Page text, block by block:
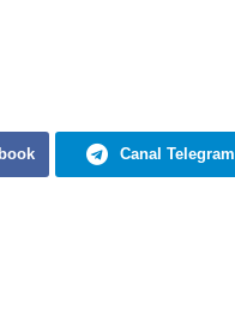
Canal Telegram